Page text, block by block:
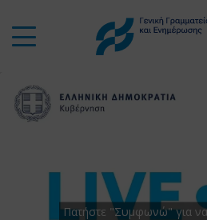
Πατήστε "Συμφωνώ" για να